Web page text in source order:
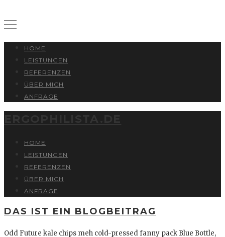
HOME
LEISTUNGEN
REFERENZEN
ÜBER MICH
ANFRAGE
HOME
LEISTUNGEN
REFERENZEN
ÜBER MICH
ANFRAGE
DAS IST EIN BLOGBEITRAG
Odd Future kale chips meh cold-pressed fanny pack Blue Bottle,